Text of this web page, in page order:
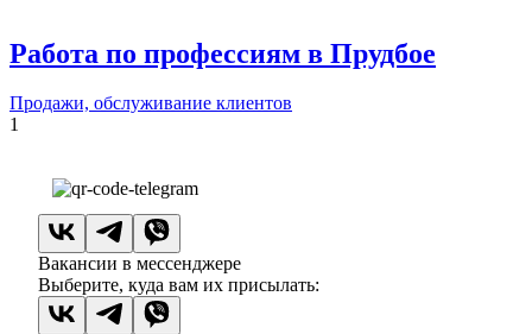
Работа по профессиям в Прудбое
Продажи, обслуживание клиентов
1
Вакансии в мессенджере
Выберите, куда вам их присылать: